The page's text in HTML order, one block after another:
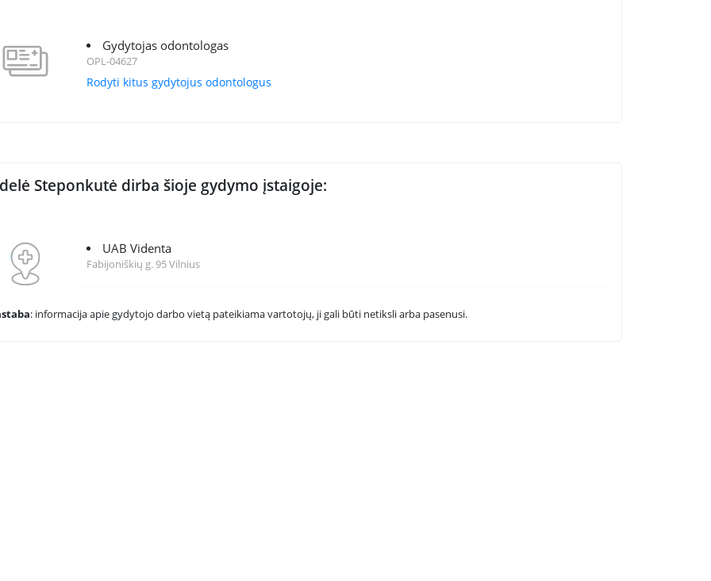
Gydytojas odontologas
OPL-04627
Rodyti kitus gydytojus odontologus
Steponkutė dirba šioje gydymo įstaigoje:
UAB Videnta
Fabijoniškių g. 95 Vilnius
: informacija apie gydytojo darbo vietą pateikiama vartotojų, ji gali būti netiksli arba pasenusi.